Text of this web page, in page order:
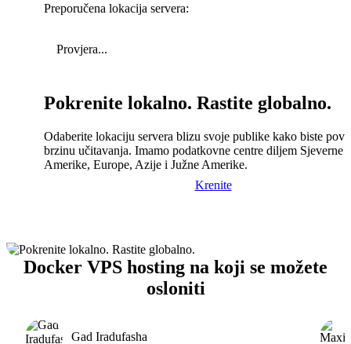
Preporučena lokacija servera:
Provjera...
Pokrenite lokalno. Rastite globalno.
Odaberite lokaciju servera blizu svoje publike kako biste
brzinu učitavanja. Imamo podatkovne centre diljem Sjeverne
Amerike, Europe, Azije i Južne Amerike.
Krenite
Docker VPS hosting na koji se možete
osloniti
Gad Iradufasha